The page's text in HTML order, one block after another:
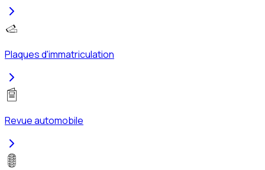
Plaques d'immatriculation
Revue automobile